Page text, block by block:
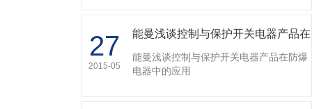
27
2015-05
能曼浅谈控制与保护开关电器产品在
防爆电器中的应用 …
能曼浅谈控制与保护开关电器产品在防爆
电器中的应用